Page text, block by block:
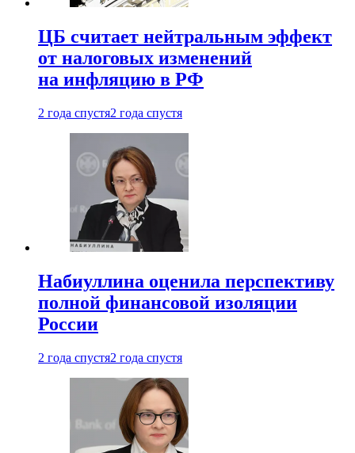
ЦБ считает нейтральным эффект
от налоговых изменений
на инфляцию в РФ
2 года спустя2 года спустя
Набиуллина оценила перспективу
полной финансовой изоляции
России
2 года спустя2 года спустя